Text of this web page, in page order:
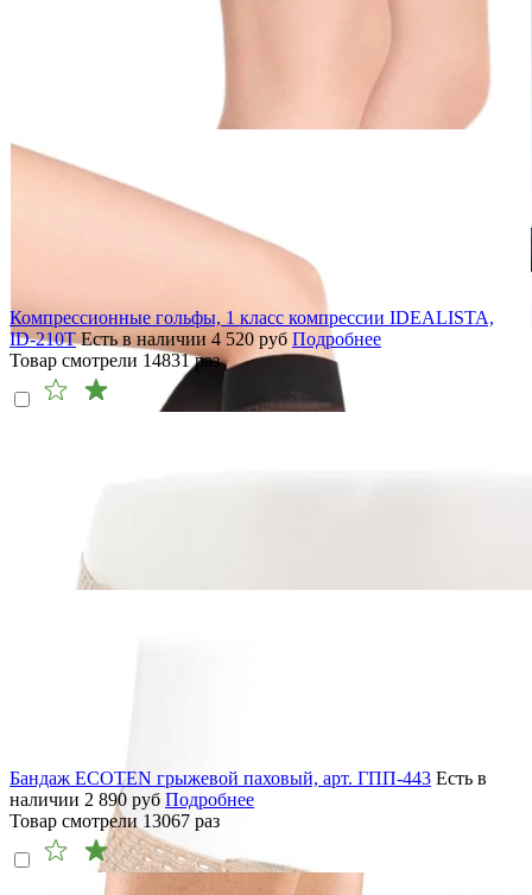
Компрессионные гольфы, 1 класс компрессии IDEALISTA,
ID-210T Есть в наличии 4 520 руб Подробнее
Товар смотрели 14831раз
Бандаж ECOTEN грыжевой паховый, арт. ГПП-443 Есть в
наличии 2 890 руб Подробнее
Товар смотрели 13067 раз